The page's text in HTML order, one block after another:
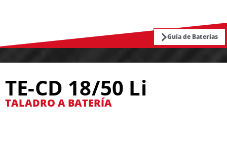
Guía de Baterías
TE-CD 18/50 Li
TALADRO A BATERÍA